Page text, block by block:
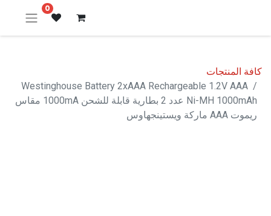
0
كافة المنتجات
Westinghouse Battery 2xAAA Rechargeable 1.2V AAA
Ni-MH 1000mAh عدد 2 بطارية قابلة للشحن 1000mA مقاس
ريموت AAA ماركة ويستينجهاوس